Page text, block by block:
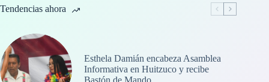
Tendencias ahora
Esthela Damián encabeza Asamblea
Informativa en Huitzuco y recibe
Bastón de Mando